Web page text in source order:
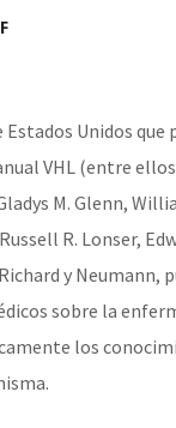
Estados Unidos
VHL (entre ellos
M. Glenn,
R. Lonser,
y Neumann,
sobre la
los